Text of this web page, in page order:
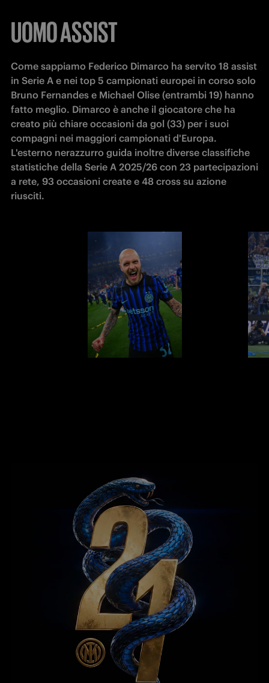
UOMO ASSIST
Come sappiamo Federico Dimarco ha servito 18 assist
in Serie A e nei top 5 campionati europei in corso solo
Bruno Fernandes e Michael Olise (entrambi 19) hanno
fatto meglio. Dimarco è anche il giocatore che ha
creato più chiare occasioni da gol (33) per i suoi
compagni nei maggiori campionati d'Europa.
L'esterno nerazzurro guida inoltre diverse classifiche
statistiche della Serie A 2025/26 con 23 partecipazioni
a rete, 93 occasioni create e 48 cross su azione
riusciti.